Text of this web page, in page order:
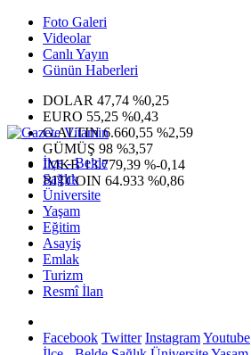
Foto Galeri
Videolar
Canlı Yayın
Günün Haberleri
DOLAR 47,74 %0,25
EURO 55,25 %0,43
G.ALTIN6.660,55 %2,59
GÜMÜŞ 98 %3,57
IMKB13.779,39 %-0,14
BITCOIN 64.933 %0,86
İlçe - Belde
Sağlık
Üniversite
Yaşam
Eğitim
Asayiş
Emlak
Turizm
Resmî İlan
Facebook Twitter InstagramYoutube